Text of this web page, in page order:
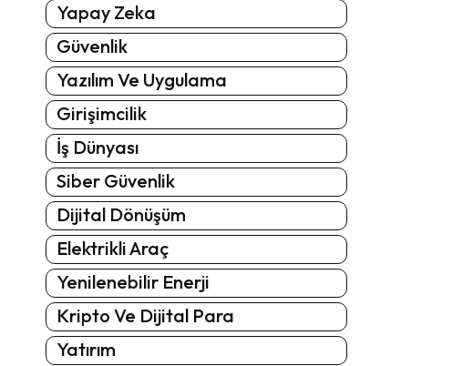
Yapay Zeka
Güvenlik
Yazılım Ve Uygulama
Girişimcilik
İş Dünyası
Siber Güvenlik
Dijital Dönüşüm
Elektrikli Araç
Yenilenebilir Enerji
Kripto Ve Dijital Para
Yatırım